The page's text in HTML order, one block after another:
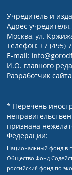
Учредитель и
Адрес
Москва, ул.
Телефон: +7 (495)
E-mail:
И.О. главного
Разработчик
* Перечень
признана
Федерации:
Национальный фонд в
Общество Фонд
российский фонд по